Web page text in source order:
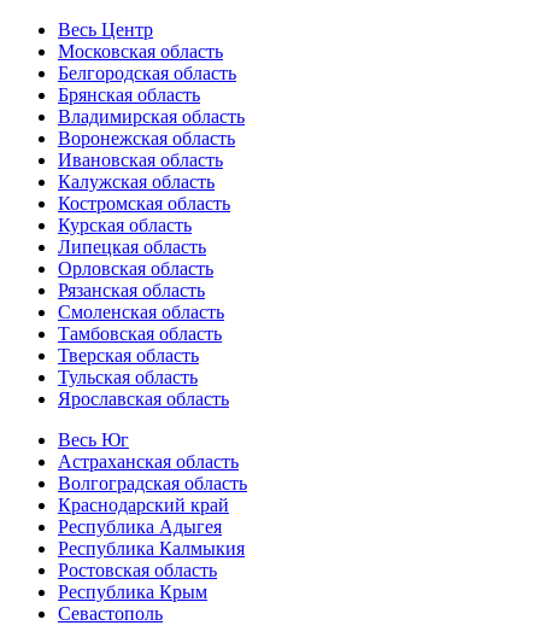
Весь Центр
Московская область
Белгородская область
Брянская область
Владимирская область
Воронежская область
Ивановская область
Калужская область
Костромская область
Курская область
Липецкая область
Орловская область
Рязанская область
Смоленская область
Тамбовская область
Тверская область
Тульская область
Ярославская область
Весь Юг
Астраханская область
Волгоградская область
Краснодарский край
Республика Адыгея
Республика Калмыкия
Ростовская область
Республика Крым
Севастополь